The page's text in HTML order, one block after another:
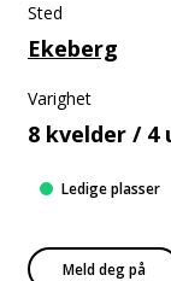
Sted
Ekeberg
Varighet
8 kvelder / 4
Meld deg på
Ledige plasser